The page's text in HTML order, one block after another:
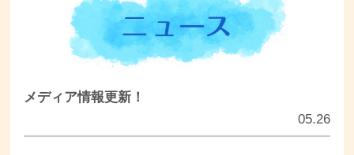
メディア情報更新！
05.26